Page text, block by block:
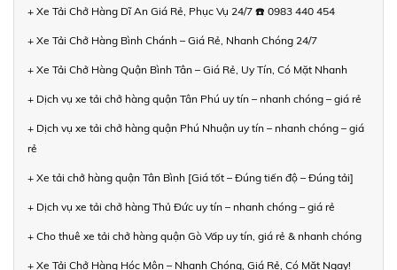
+ Xe Tải Chở Hàng Dĩ An Giá Rẻ, Phục Vụ 24/7 ☎️ 0983 440 454
+ Xe Tải Chở Hàng Bình Chánh – Giá Rẻ, Nhanh Chóng 24/7
+ Xe Tải Chở Hàng Quận Bình Tân – Giá Rẻ, Uy Tín, Có Mặt Nhanh
+ Dịch vụ xe tải chở hàng quận Tân Phú uy tín – nhanh chóng – giá rẻ
+ Dịch vụ xe tải chở hàng quận Phú Nhuận uy tín – nhanh chóng – giá
rẻ
+ Xe tải chở hàng quận Tân Bình [Giá tốt – Đúng tiến độ – Đúng tải]
+ Dịch vụ xe tải chở hàng Thủ Đức uy tín – nhanh chóng – giá rẻ
+ Cho thuê xe tải chở hàng quận Gò Vấp uy tín, giá rẻ & nhanh chóng
+ Xe Tải Chở Hàng Hóc Môn – Nhanh Chóng, Giá Rẻ, Có Mặt Ngay!